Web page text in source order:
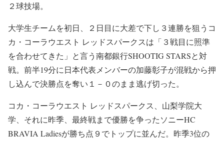
２球技場。
大学生チームを初日、２日目に大差で下し３連勝を狙うコ
カ・コーラウエスト レッドスパークスは「３戦目に照準
を合わせてきた」と言う南都銀行SHOOTIG STARSと対
戦。前半19分に日本代表メンバーの加藤彰子が混戦から押
し込んで決勝点を奪い１－０のまま逃げ切った。
コカ・コーラウエスト レッドスパークス、山梨学院大
学、それに昨季、最終戦まで優勝を争ったソニーHC
BRAVIA Ladiesが勝ち点９でトップに並んだ。昨季3位の